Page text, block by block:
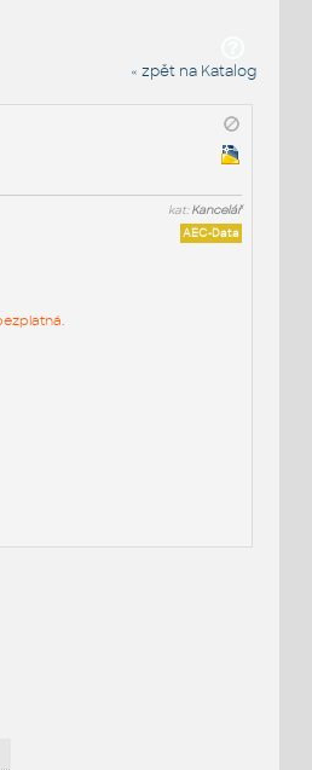
« zpět na Katalog
kat:Kancelář
AEC-Data